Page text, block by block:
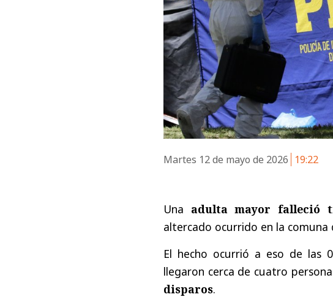
Martes 12 de mayo de 2026 19:22
Una adulta mayor falleció
altercado ocurrido en la
El hecho ocurrió a eso de las
llegaron cerca de cuatro
disparos.